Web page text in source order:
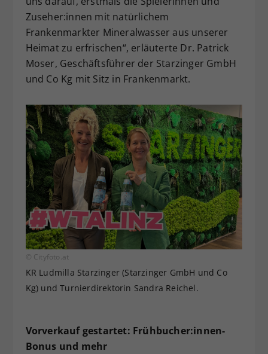
Zuseher:innen mit natürlichem
Frankenmarkter Mineralwasser aus unserer
Heimat zu erfrischen“, erläuterte Dr. Patrick
Moser, Geschäftsführer der Starzinger GmbH
und Co Kg mit Sitz in Frankenmarkt.
© Cityfoto.at
KR Ludmilla Starzinger (Starzinger GmbH und Co
Kg) und Turnierdirektorin Sandra Reichel.
Vorverkauf gestartet: Frühbucher:innen-
Bonus und mehr